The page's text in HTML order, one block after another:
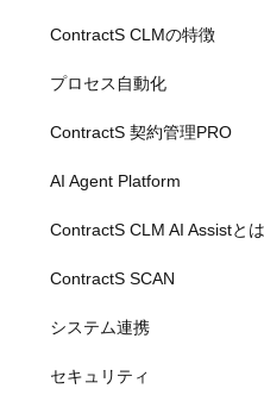
ContractS CLMの特徴
プロセス自動化
ContractS 契約管理PRO
AI Agent Platform
ContractS CLM AI Assistとは
ContractS SCAN
システム連携
セキュリティ